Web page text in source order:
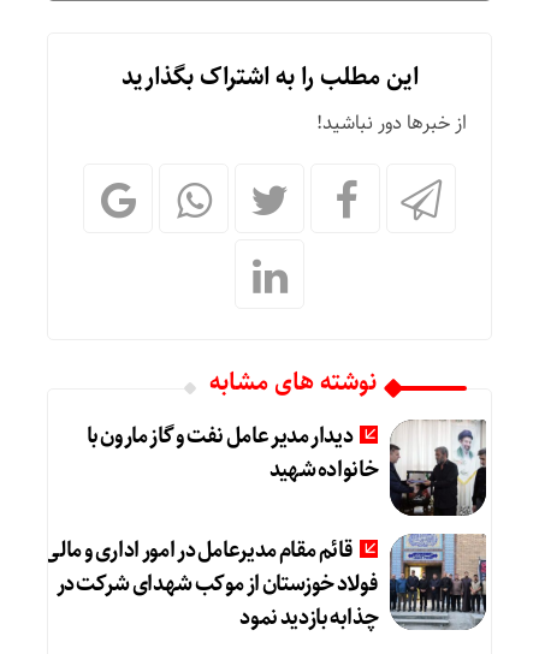
این مطلب را به اشتراک بگذارید
از خبرها دور نباشید!
نوشته های مشابه
دیدار مدیر عامل نفت و گاز مارون با
خانواده شهید
قائم مقام مدیرعامل در امور اداری و مالی
فولاد خوزستان از موکب شهدای شرکت در
چذابه بازدید نمود